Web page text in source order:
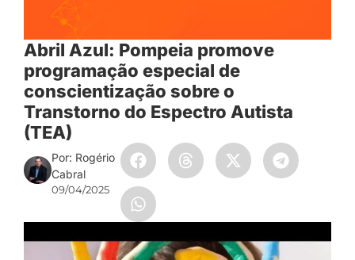
Abril Azul: Pompeia promove
programação especial de
conscientização sobre o
Transtorno do Espectro Autista
(TEA)
Por: Rogério
Cabral
09/04/2025